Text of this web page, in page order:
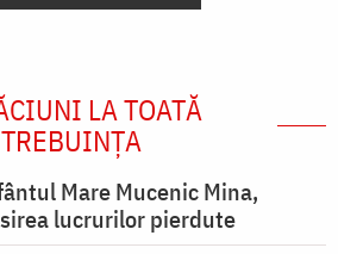
LA TOATĂ
TREBUINȚA
Mare Mucenic Mina,
lucrurilor pierdute